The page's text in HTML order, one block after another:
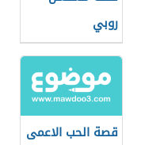
روبي
قصة الحب الاعمى